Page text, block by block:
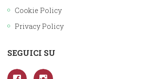
Cookie Policy
Privacy Policy
SEGUICI SU